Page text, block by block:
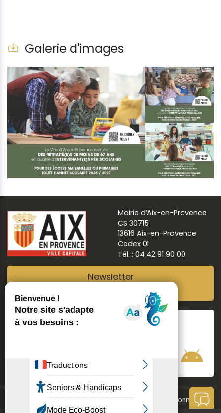
Galerie d'images
Mairie d’Aix-en-Provence
CS 30715
13616 Aix-en-Provence
Cedex 01
Tél. : 04 42 91 90 00
Newsletter
Suivre Aix ma ville
Données personnelles